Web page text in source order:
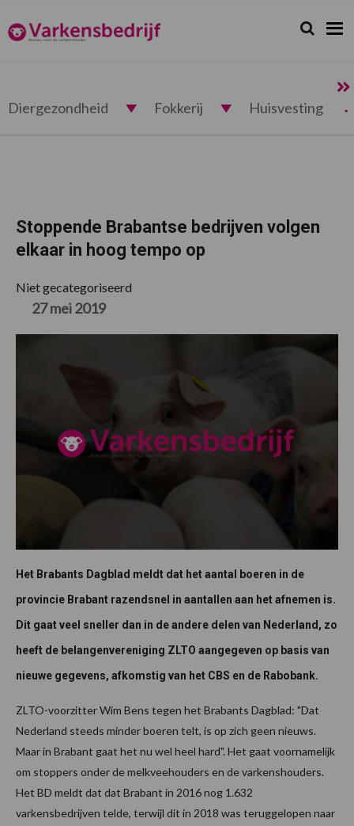
de
hoofdnavigatie
de
hoofd
de
eerste
de
voettekst
Varkensbedrijf.nl Zoeken...
Zoek
Diergezondheid Fokkerij Huisvesting
Stoppende Brabantse bedrijven volgen
elkaar in hoog tempo op
Niet gecategoriseerd
27 mei 2019
Het Brabants Dagblad meldt dat het aantal boeren in de
provincie Brabant razendsnel in aantallen aan het afnemen is.
Dit gaat veel sneller dan in de andere delen van Nederland, zo
heeft de belangenvereniging ZLTO aangegeven op basis van
nieuwe gegevens, afkomstig van het CBS en de Rabobank.
ZLTO-voorzitter Wim Bens tegen het Brabants Dagblad: "Dat
Nederland steeds minder boeren telt, is op zich geen nieuws.
Maar in Brabant gaat het nu wel heel hard". Het gaat voornamelijk
om stoppers onder de melkveehouders en de varkenshouders.
Het BD meldt dat dat Brabant in 2016 nog 1.632
varkensbedrijven telde, terwijl dit in 2018 was teruggelopen naar